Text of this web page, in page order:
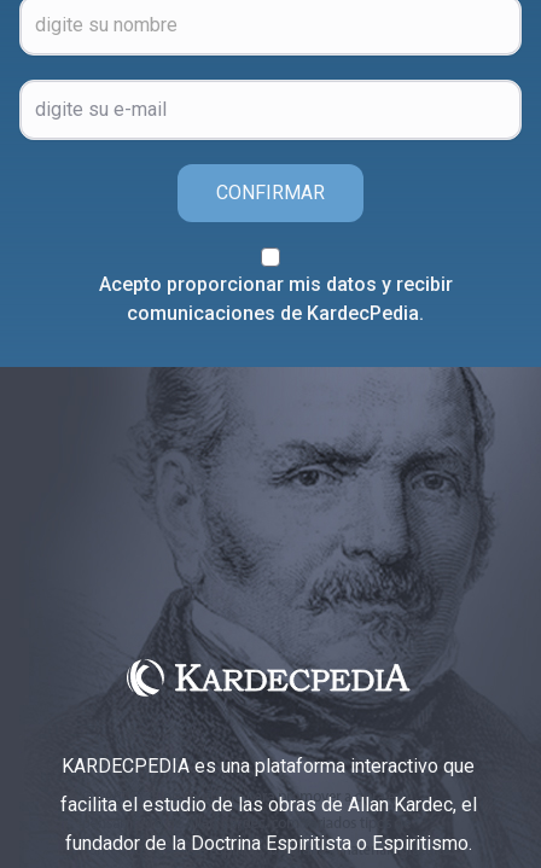
CONFIRMAR
Acepto proporcionar mis datos y recibir
comunicaciones de KardecPedia.
KARDECPEDIA es una plataforma interactivo que
facilita el estudio de las obras de Allan Kardec, el
fundador de la Doctrina Espiritista o Espiritismo.